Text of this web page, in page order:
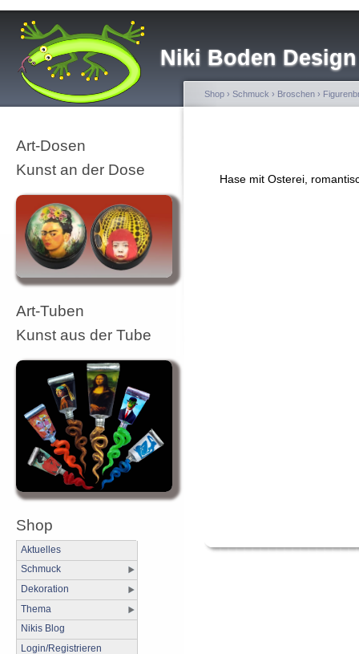
Niki Boden Design
Art-Dosen
Kunst an der Dose
Art-Tuben
Kunst aus der Tube
Shop
Aktuelles
Schmuck
Dekoration
Thema
Nikis Blog
Login/Registrieren
Shop › Schmuck › Broschen ›
Hase mit Osterei,